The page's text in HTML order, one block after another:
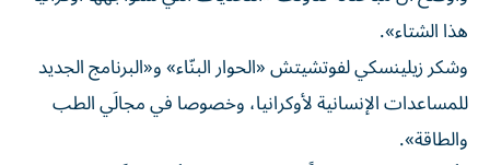
هذا الشتاء».
وشكر زيلينسكي لفوتشيتش «الحوار البنّاء» و«البرنامج الجديد
للمساعدات الإنسانية لأوكرانيا، وخصوصا في مجالَي الطب
والطاقة».